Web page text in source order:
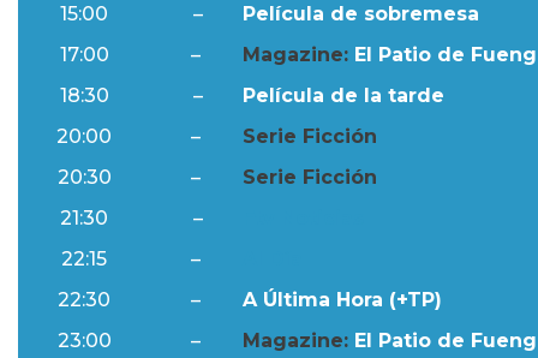
15:00
–
Película de sobremesa
17:00
– Magazine: El Patio de
18:30
–
Película de la tarde
20:00
–
Serie Ficción
20:30
–
Serie Ficción
21:30
–
22:15
–
22:30
–
A Última Hora (+TP)
23:00
– Magazine: El Patio de